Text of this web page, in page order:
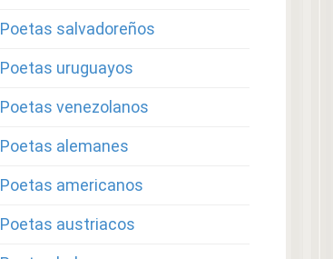
Poetas salvadoreños
Poetas uruguayos
Poetas venezolanos
Poetas alemanes
Poetas americanos
Poetas austriacos